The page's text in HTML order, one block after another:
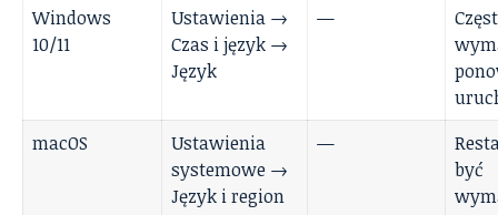
Windows
10/11
Ustawienia →
Czas i język →
Język
—
macOS
Ustawienia
systemowe →
Język i region
—
być